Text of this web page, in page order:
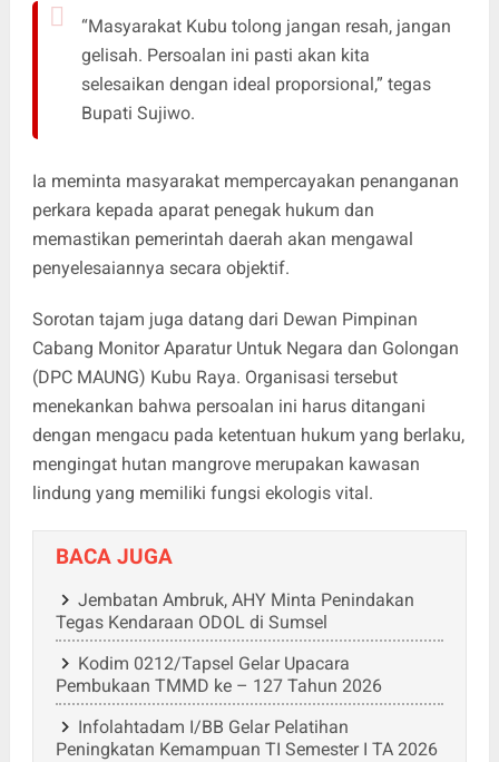
“Masyarakat Kubu tolong jangan resah, jangan
gelisah. Persoalan ini pasti akan kita
selesaikan dengan ideal proporsional,” tegas
Bupati Sujiwo.
Ia meminta masyarakat mempercayakan penanganan
perkara kepada aparat penegak hukum dan
memastikan pemerintah daerah akan mengawal
penyelesaiannya secara objektif.
Sorotan tajam juga datang dari Dewan Pimpinan
Cabang Monitor Aparatur Untuk Negara dan Golongan
(DPC MAUNG) Kubu Raya. Organisasi tersebut
menekankan bahwa persoalan ini harus ditangani
dengan mengacu pada ketentuan hukum yang berlaku,
mengingat hutan mangrove merupakan kawasan
lindung yang memiliki fungsi ekologis vital.
BACA JUGA
Jembatan Ambruk, AHY Minta Penindakan
Tegas Kendaraan ODOL di Sumsel
Kodim 0212/Tapsel Gelar Upacara
Pembukaan TMMD ke – 127 Tahun 2026
Infolahtadam I/BB Gelar Pelatihan
Peningkatan Kemampuan TI Semester I TA 2026